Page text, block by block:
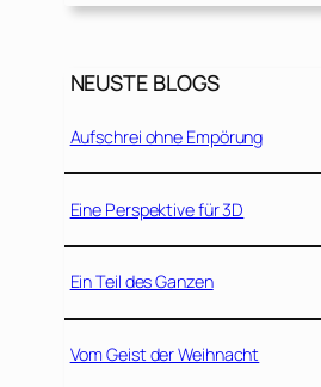
NEUSTE BLOGS
Aufschrei ohne Empörung
Eine Perspektive für 3D
Ein Teil des Ganzen
Vom Geist der Weihnacht